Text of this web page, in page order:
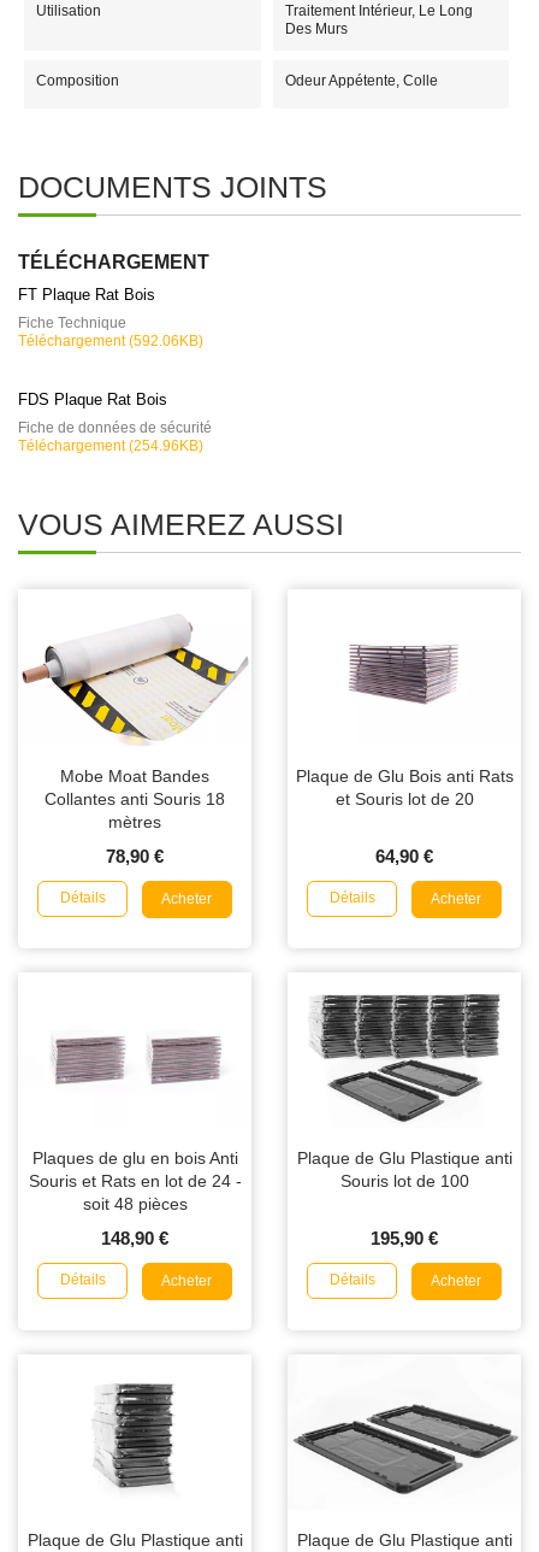
Utilisation
Traitement Intérieur, Le Long
Des Murs
Composition Odeur Appétente, Colle
DOCUMENTS JOINTS
TÉLÉCHARGEMENT
FT Plaque Rat Bois
Fiche Technique
Téléchargement (592.06KB)
FDS Plaque Rat Bois
Fiche de données de sécurité
Téléchargement (254.96KB)
VOUS AIMEREZ AUSSI
Mobe Moat Bandes
Collantes anti Souris 18
mètres
78,90 €
Détails Acheter
Plaque de Glu Bois anti Rats
et Souris lot de 20
64,90 €
Détails Acheter
Plaques de glu en bois Anti
Souris et Rats en lot de 24 -
soit 48 pièces
148,90 €
Détails Acheter
Plaque de Glu Plastique anti
Souris lot de 100
195,90 €
Détails Acheter
Plaque de Glu Plastique anti
Plaque de Glu Plastique anti